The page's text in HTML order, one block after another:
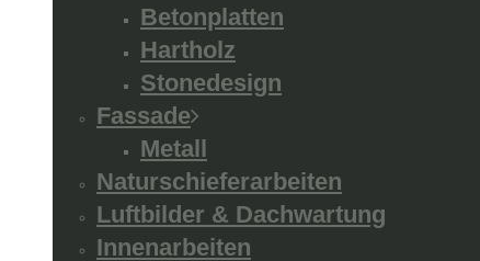
Betonplatten
Hartholz
Stonedesign
Fassade
Metall
Naturschieferarbeiten
Luftbilder & Dachwartung
Innenarbeiten